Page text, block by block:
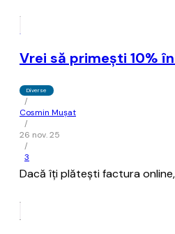
Vrei să primeşti 10%
Diverse
/
Cosmin Mușat
/
26 nov. 25
/
3
Dacă îţi plăteşti factura